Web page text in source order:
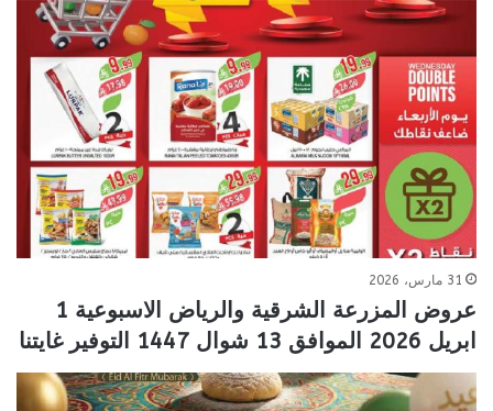
31 مارس، 2026
عروض المزرعة الشرقية والرياض الاسبوعية 1
ابريل 2026 الموافق 13 شوال 1447 التوفير غايتنا